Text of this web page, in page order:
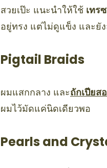
สวยเป๊ะ แนะนำให้ใช้ เทร
อยู่ทรง แต่ไม่ดูแข็ง และยั
Pigtail Braids
ผมแสกกลาง และถักเปียส
ผมไว้มัดแค่นิดเดียวพอ
Pearls and